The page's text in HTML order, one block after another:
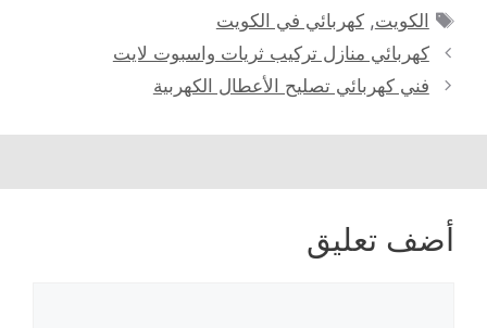
الوسوم
الكويت,كهربائي في الكويت
كهربائي منازل تركيب ثريات واسبوت لايت
فني كهربائي تصليح الأعطال الكهربية
أضف تعليق